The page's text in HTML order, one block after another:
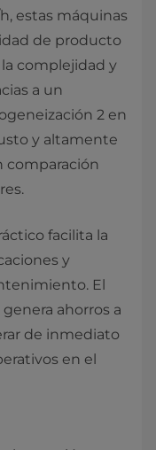
estas máquinas
de producto
complejidad y
a un
2 en
y altamente
comparación
facilita la
y
El
ahorros a
de inmediato
en el